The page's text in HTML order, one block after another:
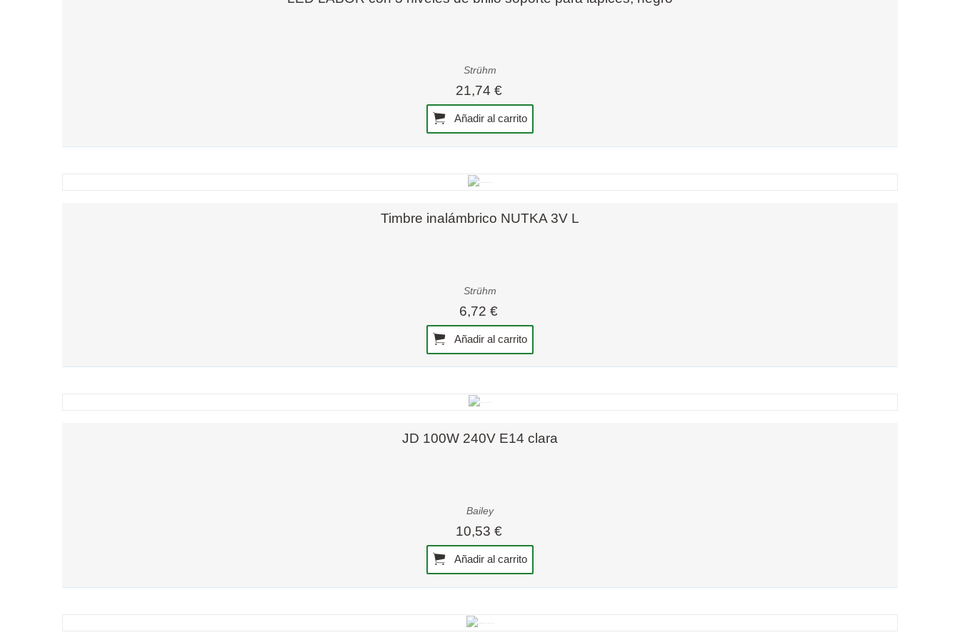
Strühm
21,74 €
Añadir al carrito
Timbre inalámbrico NUTKA 3V L
Strühm
6,72 €
Añadir al carrito
JD 100W 240V E14 clara
Bailey
10,53 €
Añadir al carrito